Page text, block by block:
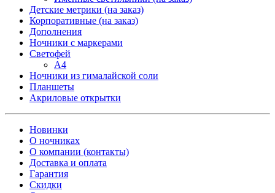
Детские метрики (на заказ)
Корпоративные (на заказ)
Дополнения
Ночники с маркерами
Светофей
А4
Ночники из гималайской соли
Планшеты
Акриловые открытки
Новинки
О ночниках
О компании (контакты)
Доставка и оплата
Гарантия
Скидки